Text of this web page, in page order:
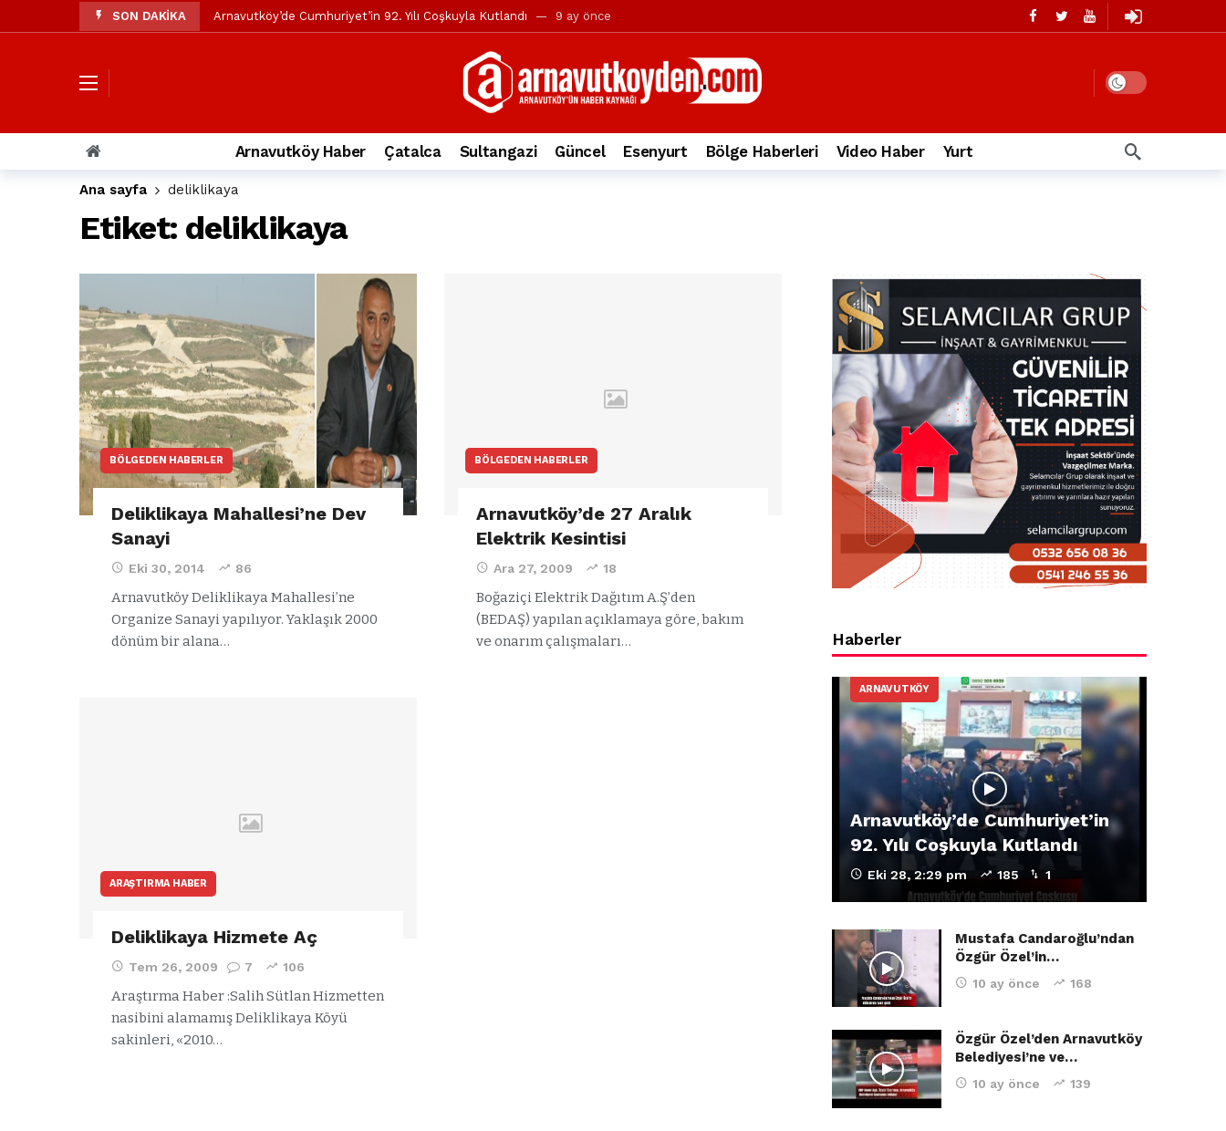
SON DAKİKA Arnavutköy’de Cumhuriyet’in 92. Yılı Coşkuyla Kutlandı 9 ay önce
Özgür Özel’den Arnavutköy Belediyesi’ne ve Mustafa Candaroğlu’na yönelik suçlamalar 10 ay önce
Arnavutköy’ün nüfusu 2024 yılında 344.868’e ulaştı 2 yıl önce
Arnavutköy Taşoluk’ta seyir halindeki otomobil alev alev yandı. 2 yıl önce
Arnavutköy İmrahor Mahallesi sakinleri protesto gösterisi düzenledi 2 yıl önce
Arnavutköy’de 29 Ekim Cumhuriyet Bayramı kutlamaları coşkuyla gerçekleşti
Toprak kaydı: 3 hafriyat kamyonu birbirlerinin üzerine devrildi
İstanbul Havalimanı yolundaki kazada, taksideki yolcu öldü
Arnavutkoy Belediyesi’ne su baskını tepkisi
Arnavutköy Haber Çatalca Sultangazi Güncel Esenyurt Bölge Haberleri Video Haber Yurt
Ana sayfa deliklikaya
Etiket: deliklikaya
BÖLGEDEN HABERLER
Deliklikaya Mahallesi’ne Dev
Sanayi
Eki 30, 2014 86
Arnavutköy Deliklikaya Mahallesi’ne
Organize Sanayi yapılıyor. Yaklaşık 2000
dönüm bir alana…
BÖLGEDEN HABERLER
Arnavutköy’de 27 Aralık
Elektrik Kesintisi
Ara 27, 2009 18
Boğaziçi Elektrik Dağıtım A.Ş’den
(BEDAŞ) yapılan açıklamaya göre, bakım
ve onarım çalışmaları…
ARAŞTIRMA HABER
Deliklikaya Hizmete Aç
Tem 26, 2009 7 106
Araştırma Haber :Salih Sütlan Hizmetten
nasibini alamamış Deliklikaya Köyü
sakinleri, «2010…
Haberler
ARNAVUTKÖY
Arnavutköy’de Cumhuriyet’in
92. Yılı Coşkuyla Kutlandı
Eki 28, 2:29 pm 185 1
Mustafa Candaroğlu’ndan
Özgür Özel’in…
10 ay önce 168
Özgür Özel’den Arnavutköy
Belediyesi’ne ve…
10 ay önce 139